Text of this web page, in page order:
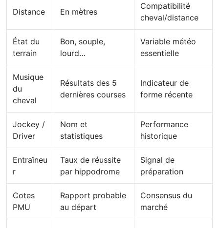
Distance En mètres
Compatibilité
cheval/distance
État du
terrain
Bon, souple,
lourd…
Variable météo
essentielle
Musique
du
cheval
Résultats des 5
dernières courses
Indicateur de
forme récente
Jockey /
Driver
Nom et
statistiques
Performance
historique
Entraîneu
r
Taux de réussite
par hippodrome
Signal de
préparation
Cotes
PMU
Rapport probable
au départ
Consensus du
marché